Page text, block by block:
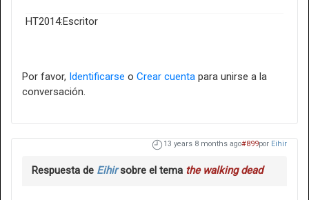
HT2014:Escritor
Por favor, Identificarse o Crear cuenta para unirse a la
conversación.
13 years 8 months ago#899por Eihir
Respuesta de Eihirsobre el tema the walking dead